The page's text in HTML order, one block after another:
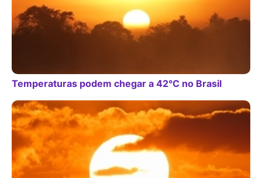
Temperaturas podem chegar a 42°C no Brasil